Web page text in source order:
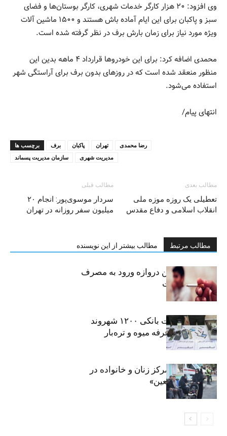
وی افزود: ۲۰ هزار کارگر خدمات شهری، کارگر بوستان‌ها و فضای
سبز و پاکبان برای این ایام آماده باش هستند و ۱۵۰۰ ماشین آلات
ویژه مورد نیاز برای زمان بارش برف در نظر گرفته شده است.
محمدی اضافه کرد: برای این خودروها قرارداد ۴ ماهه بدین این
منظور منعقد شده است که در روزهای بدون برف برای آراستگی شهر
استفاده می‌شود.
انتهای پیام/
برچسب ها برف پاکبان تهران
رضا محمدی
سازمان مدیریت پسماند
مدیریت شهری
مطالب قبلی
سردار موسوی‌پور: انجام ۲۰
میلیون سفر روزانه در تهران
مطالب بعدی
تعطیلی یک روزه موزه ملی
انقلاب اسلامی و دفاع مقدس
مطالب مرتبط مطالب بیشتر از این نویسنده
سیگار، مهمترین دروازه ورود به مصرف
موادمخدر است
افشای اطلاعات بانکی ۱۲۰۰ شهروند
تهرانی در یک غرفه میوه و تره‌بار
روایت حضور مرکز زنان و خانواده در
«جاماندگان اربعین»